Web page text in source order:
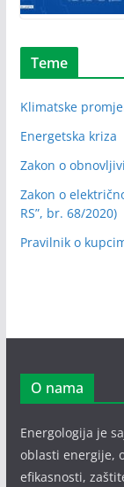
Teme
Klimatske
Energetska kriza
Zakon o
Zakon o
RS”, br. 68/2020)
Pravilnik o
O nama
Energologija je
oblasti energije,
efikasnosti,